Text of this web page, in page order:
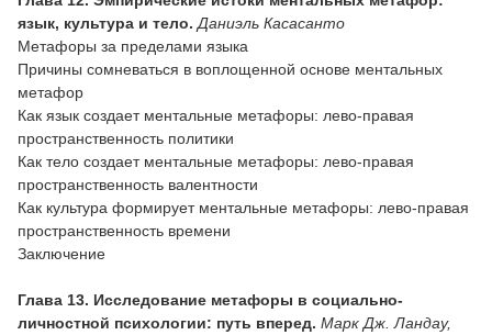
язык, культура и тело. Даниэль Касасанто
Метафоры за пределами языка
Причины сомневаться в воплощенной основе ментальных
метафор
Как язык создает ментальные метафоры: лево-правая
пространственность политики
Как тело создает ментальные метафоры: лево-правая
пространственность валентности
Как культура формирует ментальные метафоры: лево-правая
пространственность времени
Заключение
Глава 13. Исследование метафоры в социально-
личностной психологии: путь вперед. Марк Дж. Ландау,